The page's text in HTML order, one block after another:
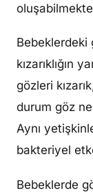
Bebeklerdeki
kızarıklığın
gözleri
durum göz
Aynı
bakteriyel
Bebeklerde